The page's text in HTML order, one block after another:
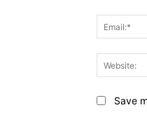
Save